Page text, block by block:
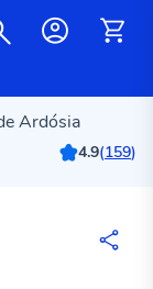
Ardósia
4.9(159)